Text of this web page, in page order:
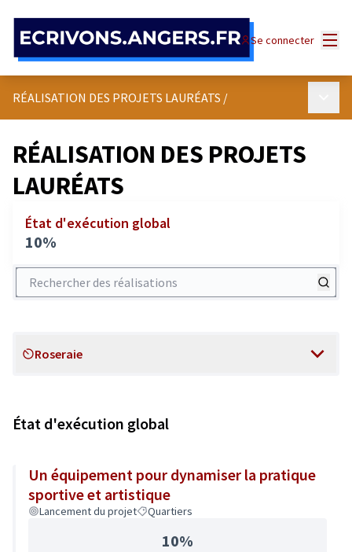
Se connecter
RÉALISATION DES PROJETS LAURÉATS /
RÉALISATION DES PROJETS
LAURÉATS
État d'exécution global
10%
Rechercher des réalisations
Scope
Roseraie
État d'exécution global
Un équipement pour dynamiser la pratique
sportive et artistique
Lancement du projet Quartiers
10%